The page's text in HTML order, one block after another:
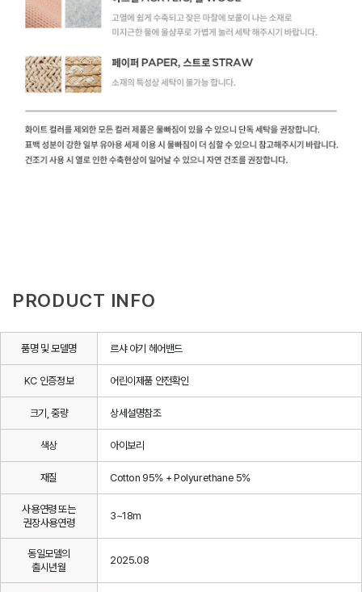
PRODUCT INFO
품명 및 모델명 르샤 아기 헤어밴드
KC 인증정보 어린이제품 안전확인
크기, 중량 상세설명참조
색상 아이보리
재질 Cotton 95% + Polyurethane 5%
사용연령 또는
권장사용연령
3~18m
동일모델의
출시년월
2025.08